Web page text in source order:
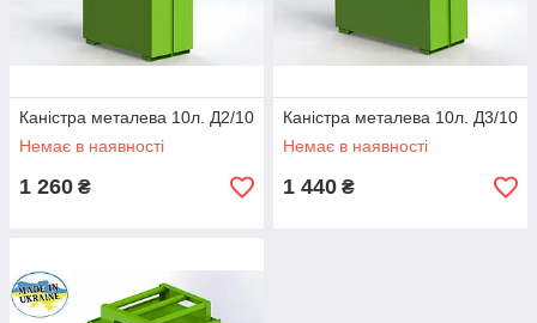
Каністра металева 10л. Д2/10
Немає в наявності
1 260 ₴
Каністра металева 10л. Д3/10
Немає в наявності
1 440 ₴